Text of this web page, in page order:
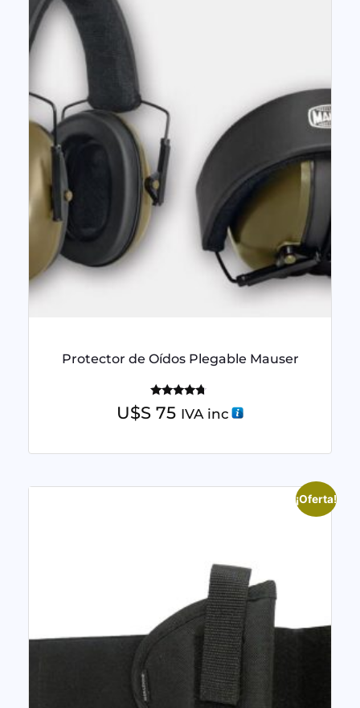
Protector de Oídos Plegable Mauser
Valorado
con
U$S 75 IVA inc
¡Oferta!